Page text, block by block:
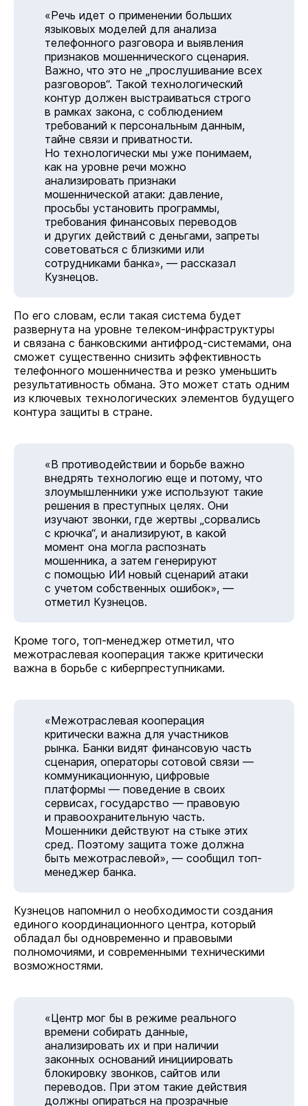
«Речь идет о применении больших
языковых моделей для анализа
телефонного разговора и выявления
признаков мошеннического сценария.
Важно, что это не „прослушивание всех
разговоров“. Такой технологический
контур должен выстраиваться строго
в рамках закона, с соблюдением
требований к персональным данным,
тайне связи и приватности.
Но технологически мы уже понимаем,
как на уровне речи можно
анализировать признаки
мошеннической атаки: давление,
просьбы установить программы,
требования финансовых переводов
и других действий с деньгами, запреты
советоваться с близкими или
сотрудниками банка», — рассказал
Кузнецов.
По его словам, если такая система будет
развернута на уровне телеком-инфраструктуры
и связана с банковскими антифрод-системами, она
сможет существенно снизить эффективность
телефонного мошенничества и резко уменьшить
результативность обмана. Это может стать одним
из ключевых технологических элементов будущего
контура защиты в стране.
«В противодействии и борьбе важно
внедрять технологию еще и потому, что
злоумышленники уже используют такие
решения в преступных целях. Они
изучают звонки, где жертвы „сорвались
с крючка“, и анализируют, в какой
момент она могла распознать
мошенника, а затем генерируют
с помощью ИИ новый сценарий атаки
с учетом собственных ошибок», —
отметил Кузнецов.
Кроме того, топ-менеджер отметил, что
межотраслевая кооперация также критически
важна в борьбе с киберпреступниками.
«Межотраслевая кооперация
критически важна для участников
рынка. Банки видят финансовую часть
сценария, операторы сотовой связи —
коммуникационную, цифровые
платформы — поведение в своих
сервисах, государство — правовую
и правоохранительную часть.
Мошенники действуют на стыке этих
сред. Поэтому защита тоже должна
быть межотраслевой», — сообщил топ-
менеджер банка.
Кузнецов напомнил о необходимости создания
единого координационного центра, который
обладал бы одновременно и правовыми
полномочиями, и современными техническими
возможностями.
«Центр мог бы в режиме реального
времени собирать данные,
анализировать их и при наличии
законных оснований инициировать
блокировку звонков, сайтов или
переводов. При этом такие действия
должны опираться на прозрачные